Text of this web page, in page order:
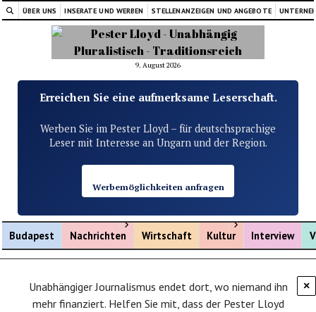
ÜBER UNS INSERATE UND WERBEN STELLENANZEIGEN UND ANGEBOTE
9. August 2026
Erreichen Sie eine aufmerksame Leserschaft.
Werben Sie im Pester Lloyd – für deutschsprachige
Leser mit Interesse an Ungarn und der Region.
Werbemöglichkeiten anfragen
Budapest Nachrichten
Menü öffnen
Wirtschaft Kultur
Menü öffnen
Interview
×
Unabhängiger Journalismus endet dort, wo niemand ihn
mehr finanziert. Helfen Sie mit, dass der Pester Lloyd